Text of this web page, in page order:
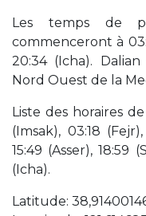
Les temps de
commenceront à
20:34 (Icha).
Nord Ouest de la
Liste des horaires
(Imsak), 03:18
15:49 (Asser), 18:59
(Icha).
Latitude: